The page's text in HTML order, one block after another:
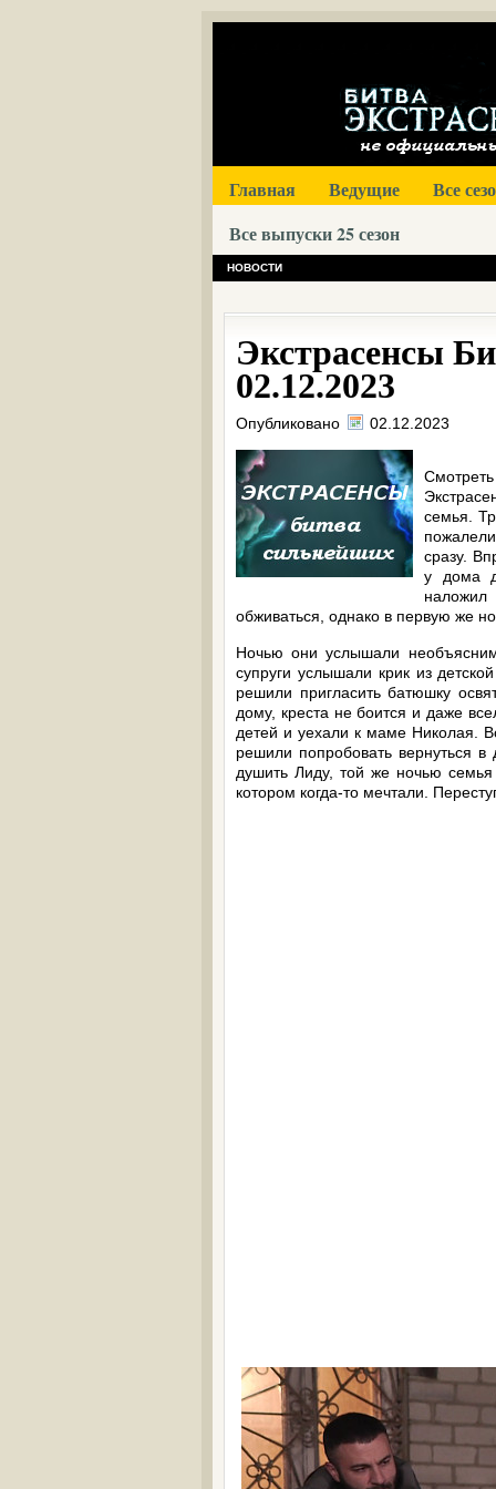
Главная Ведущие
Все
Все выпуски 25 сезон
НОВОСТИ
Экстрасенсы
02.12.2023
Опубликовано 02.12.2023
семья.
сразу.
у дома
обживаться, однако в первую же
Ночью они услышали
супруги услышали крик из
решили пригласить батюшку
дому, креста не боится и даже
детей и уехали к маме Николая.
решили попробовать вернуться
душить Лиду, той же ночью
котором когда-то мечтали.